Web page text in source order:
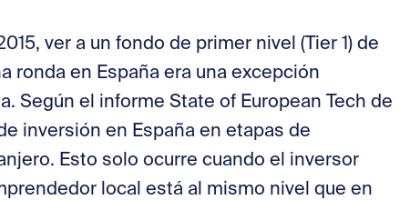
ver a un fondo de primer nivel (Tier 1) de
ronda en España era una excepción
Según el informe State of European Tech de
inversión en España en etapas de
Esto solo ocurre cuando el inversor
local está al mismo nivel que en